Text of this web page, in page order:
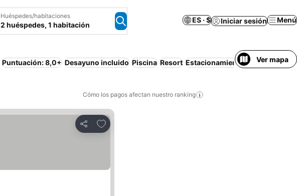
Huéspedes/habitaciones
2 huéspedes, 1 habitación
ES · $ Iniciar sesión Menú
Puntuación: 8,0+ Desayuno incluido Piscina Resort Estacionamiento AireVer mapa
Cómo los pagos afectan nuestro ranking
Compartir
Agregar a favoritos